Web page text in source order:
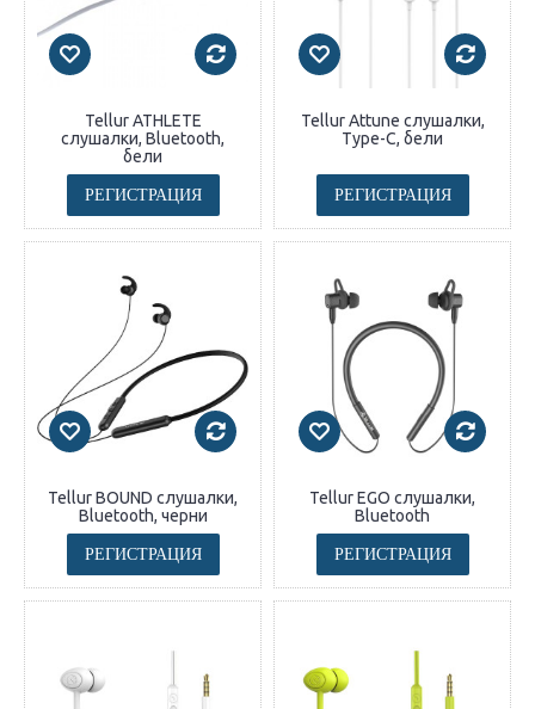
Tellur ATHLETE
слушалки, Bluetooth,
бели
РЕГИСТРАЦИЯ
Tellur Attune слушалки,
Type-C, бели
РЕГИСТРАЦИЯ
Tellur BOUND слушалки,
Bluetooth, черни
РЕГИСТРАЦИЯ
Tellur EGO слушалки,
Bluetooth
РЕГИСТРАЦИЯ